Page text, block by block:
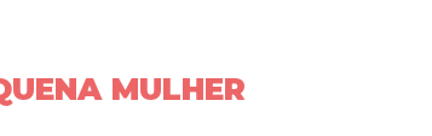
MULHER